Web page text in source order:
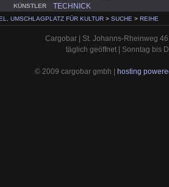
KÜNSTLER TECHNICK
UMSCHLAGPLATZ FÜR KULTUR > SUCHE > REIHE
Cargobar | St. Johanns-Rheinweg
täglich geöffnet | Sonntag bis
© 2009 cargobar gmbh | hosting